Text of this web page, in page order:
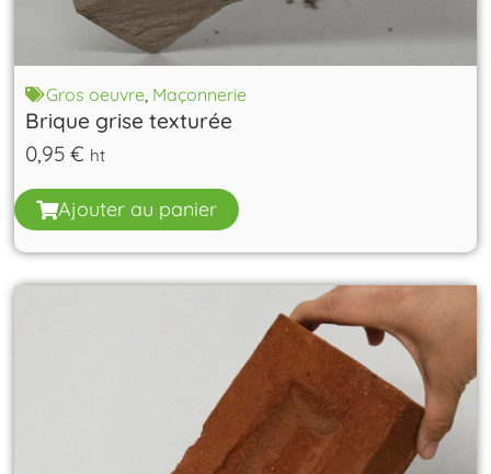
Gros oeuvre Maçonnerie
Brique grise texturée
0,95€ ht
Ajouter au panier